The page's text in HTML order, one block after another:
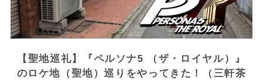
【聖地巡礼】『ペルソナ5 （ザ・ロイヤル）』
のロケ地（聖地）巡りをやってきた！（三軒茶